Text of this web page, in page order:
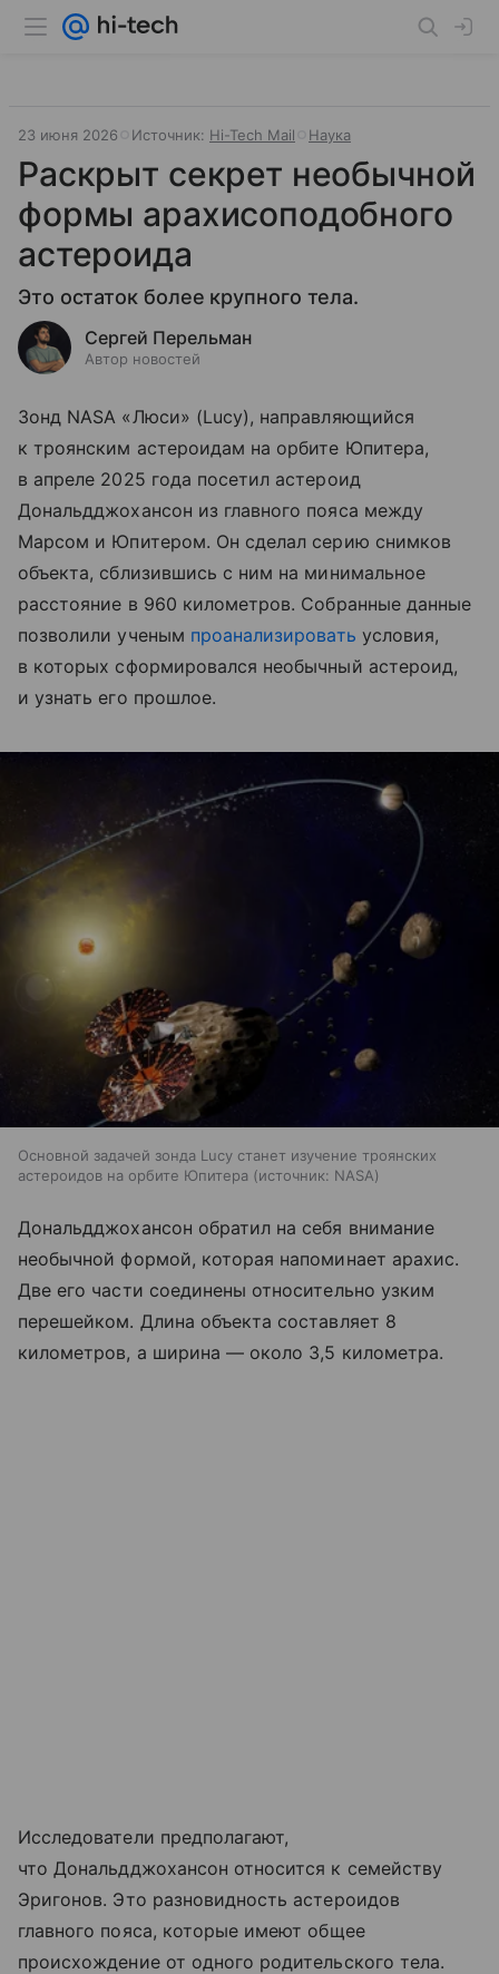
23 июня 2026 Источник: Hi-Tech Mail Наука
Раскрыт секрет необычной
формы арахисоподобного
астероида
Это остаток более крупного тела.
Сергей Перельман
Автор новостей
Зонд NASA «Люси» (Lucy), направляющийся
к троянским астероидам на орбите Юпитера,
в апреле 2025 года посетил астероид
Дональдджохансон из главного пояса между
Марсом и Юпитером. Он сделал серию снимков
объекта, сблизившись с ним на минимальное
расстояние в 960 километров. Собранные данные
позволили ученым проанализировать условия,
в которых сформировался необычный астероид,
и узнать его прошлое.
Основной задачей зонда Lucy станет изучение троянских
астероидов на орбите Юпитера
источник: NASA
Дональдджохансон обратил на себя внимание
необычной формой, которая напоминает арахис.
Две его части соединены относительно узким
перешейком. Длина объекта составляет 8
километров, а ширина — около 3,5 километра.
Исследователи предполагают,
что Дональдджохансон относится к семейству
Эригонов. Это разновидность астероидов
главного пояса, которые имеют общее
происхождение от одного родительского тела.